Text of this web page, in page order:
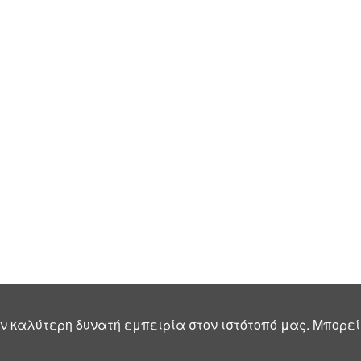
δυνατή εμπειρία στον ιστότοπό μας.